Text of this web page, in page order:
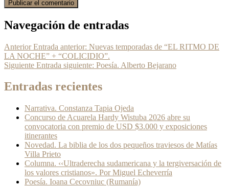
Navegación de entradas
Anterior Entrada anterior: Nuevas temporadas de “EL RITMO DE
LA NOCHE” + “COLICIDIO”.
Siguiente Entrada siguiente: Poesía. Alberto Bejarano
Entradas recientes
Narrativa. Constanza Tapia Ojeda
Concurso de Acuarela Hardy Wistuba 2026 abre su
convocatoria con premio de USD $3.000 y exposiciones
itinerantes
Novedad. La biblia de los dos pequeños traviesos de Matías
Villa Prieto
Columna. ‹‹Ultraderecha sudamericana y la tergiversación de
los valores cristianos». Por Miguel Echeverría
Poesía. Ioana Cecovniuc (Rumanía)